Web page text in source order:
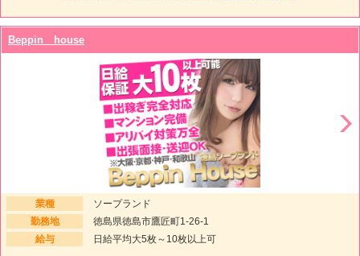
Beppin house
業種
ソープランド
勤務地
徳島県徳島市鷹匠町1-26-1
給与
日給平均大5枚～10枚以上可